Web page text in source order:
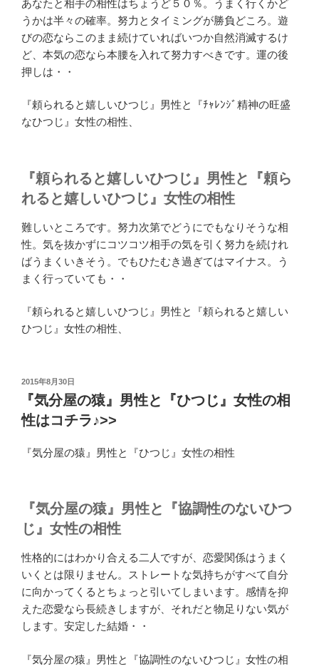
あなたと相手の相性はちょうど５０％。うまく行くかど
うかは半々の確率。努力とタイミングが勝負どころ。遊
びの恋ならこのまま続けていればいつか自然消滅するけ
ど、本気の恋なら本腰を入れて努力すべきです。運の後
押しは・・
『頼られると嬉しいひつじ』男性と『ﾁｬﾚﾝｼﾞ精神の旺盛
なひつじ』女性の相性、
『頼られると嬉しいひつじ』男性と『頼ら
れると嬉しいひつじ』女性の相性
難しいところです。努力次第でどうにでもなりそうな相
性。気を抜かずにコツコツ相手の気を引く努力を続けれ
ばうまくいきそう。でもひたむき過ぎてはマイナス。う
まく行っていても・・
『頼られると嬉しいひつじ』男性と『頼られると嬉しい
ひつじ』女性の相性、
投
2015年8月30日
『気分屋の猿』男性と『ひつじ』女性の相
性はコチラ♪>>
『気分屋の猿』男性と『ひつじ』女性の相性
『気分屋の猿』男性と『協調性のないひつ
じ』女性の相性
性格的にはわかり合える二人ですが、恋愛関係はうまく
いくとは限りません。ストレートな気持ちがすべて自分
に向かってくるとちょっと引いてしまいます。感情を抑
えた恋愛なら長続きしますが、それだと物足りない気が
します。安定した結婚・・
『気分屋の猿』男性と『協調性のないひつじ』女性の相